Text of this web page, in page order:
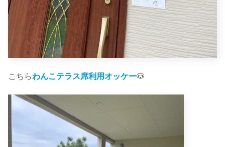
こちらわんこテラス席利用オッケー🐶